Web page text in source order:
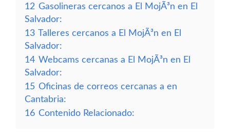
12 Gasolineras cercanos a El MojÃ³n en El
Salvador:
13 Talleres cercanos a El MojÃ³n en El
Salvador:
14 Webcams cercanas a El MojÃ³n en El
Salvador:
15 Oficinas de correos cercanas a en
Cantabria:
16 Contenido Relacionado: